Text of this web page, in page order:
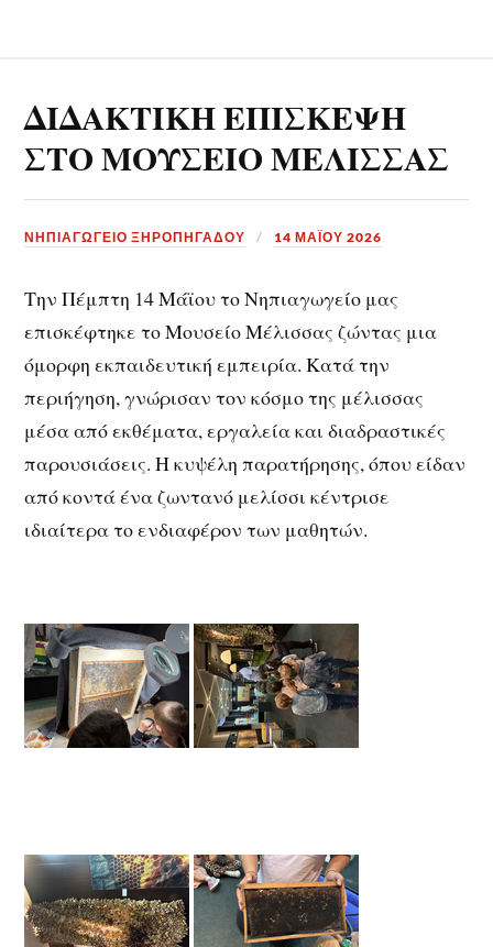
ΔΙΔΑΚΤΙΚΗ ΕΠΙΣΚΕΨΗ
ΣΤΟ ΜΟΥΣΕΙΟ ΜΕΛΙΣΣΑΣ
ΝΗΠΙΑΓΩΓΕΙΟ ΞΗΡΟΠΗΓΑΔΟΥ 14 ΜΑΪ́ΟΥ 2026
Την Πέμπτη 14 Μάϊου το Νηπιαγωγείο μας
επισκέφτηκε το Μουσείο Μέλισσας ζώντας μια
όμορφη εκπαιδευτική εμπειρία. Κατά την
περιήγηση, γνώρισαν τον κόσμο της μέλισσας
μέσα από εκθέματα, εργαλεία και διαδραστικές
παρουσιάσεις. Η κυψέλη παρατήρησης, όπου είδαν
από κοντά ένα ζωντανό μελίσσι κέντρισε
ιδιαίτερα το ενδιαφέρον των μαθητών.